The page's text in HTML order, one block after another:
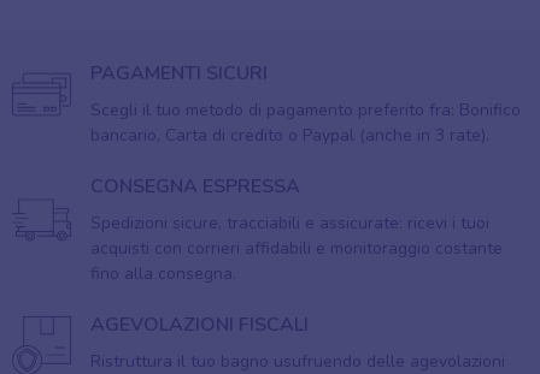
PAGAMENTI SICURI
Scegli il tuo metodo di pagamento preferito fra: Bonifico
bancario, Carta di credito o Paypal (anche in 3 rate).
CONSEGNA ESPRESSA
Spedizioni sicure, tracciabili e assicurate: ricevi i tuoi
acquisti con corrieri affidabili e monitoraggio costante
fino alla consegna.
AGEVOLAZIONI FISCALI
Ristruttura il tuo bagno usufruendo delle agevolazioni